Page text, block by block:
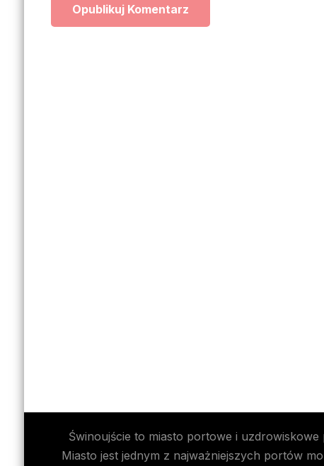
Świnoujście to miasto portowe i
Miasto jest jednym z najważniejszych portów